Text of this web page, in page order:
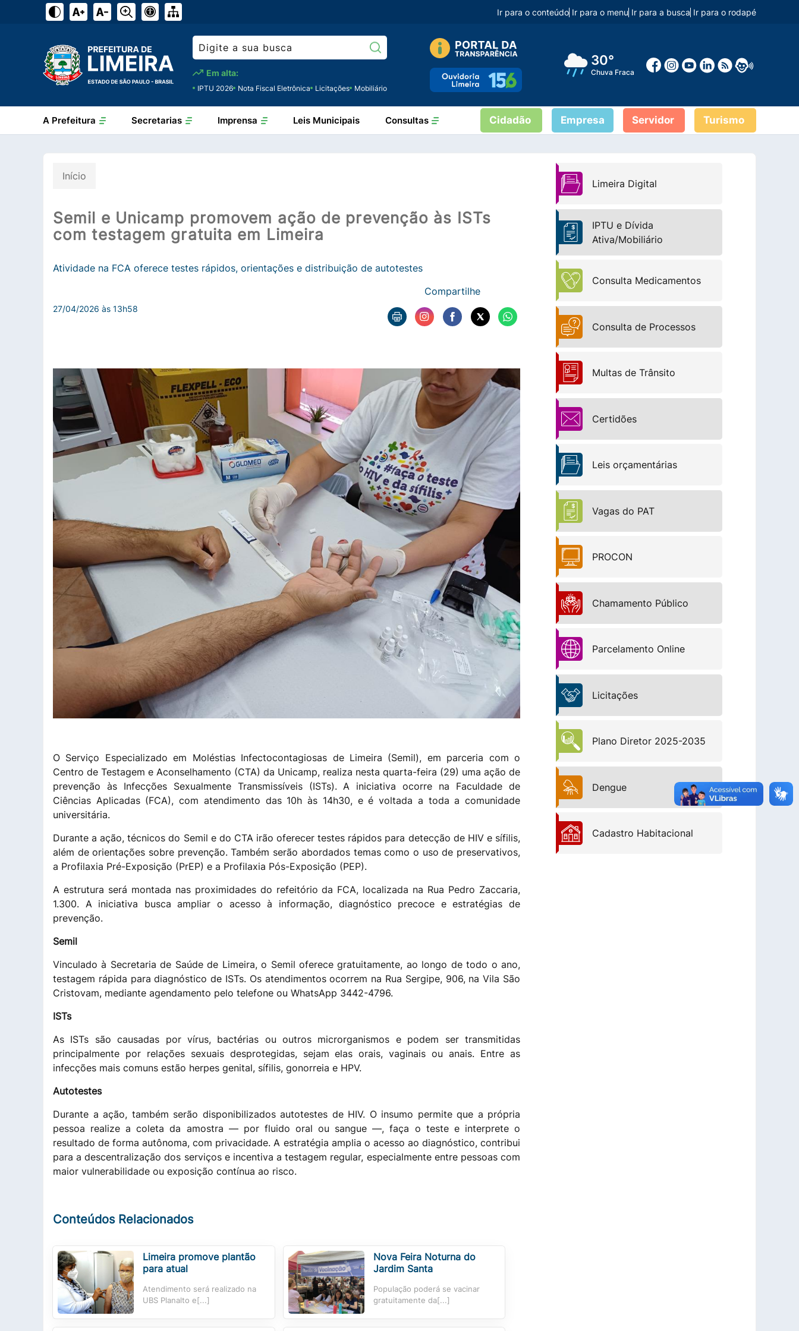
Ir para o conteúdo Ir para o menu Ir para a busca Ir para o rodapé
Pesquisar:
Em alta:
IPTU 2026 Nota Fiscal Eletrônica Licitações Mobiliário
30°
Chuva Fraca
Leis Municipais
A Prefeitura Secretarias Imprensa Consultas Cidadão Empresa Servidor Turismo
Início
Semil e Unicamp promovem ação de prevenção às ISTs
com testagem gratuita em Limeira
Atividade na FCA oferece testes rápidos, orientações e distribuição de autotestes
27/04/2026 às 13h58
Compartilhe
O Serviço Especializado em Moléstias Infectocontagiosas de Limeira (Semil), em parceria com o
Centro de Testagem e Aconselhamento (CTA) da Unicamp, realiza nesta quarta-feira (29) uma ação de
prevenção às Infecções Sexualmente Transmissíveis (ISTs). A iniciativa ocorre na Faculdade de
Ciências Aplicadas (FCA), com atendimento das 10h às 14h30, e é voltada a toda a comunidade
universitária.
Durante a ação, técnicos do Semil e do CTA irão oferecer testes rápidos para detecção de HIV e sífilis,
além de orientações sobre prevenção. Também serão abordados temas como o uso de preservativos,
a Profilaxia Pré-Exposição (PrEP) e a Profilaxia Pós-Exposição (PEP).
A estrutura será montada nas proximidades do refeitório da FCA, localizada na Rua Pedro Zaccaria,
1.300. A iniciativa busca ampliar o acesso à informação, diagnóstico precoce e estratégias de
prevenção.
Semil
Vinculado à Secretaria de Saúde de Limeira, o Semil oferece gratuitamente, ao longo de todo o ano,
testagem rápida para diagnóstico de ISTs. Os atendimentos ocorrem na Rua Sergipe, 906, na Vila São
Cristovam, mediante agendamento pelo telefone ou WhatsApp 3442-4796.
ISTs
As ISTs são causadas por vírus, bactérias ou outros microrganismos e podem ser transmitidas
principalmente por relações sexuais desprotegidas, sejam elas orais, vaginais ou anais. Entre as
infecções mais comuns estão herpes genital, sífilis, gonorreia e HPV.
Autotestes
Durante a ação, também serão disponibilizados autotestes de HIV. O insumo permite que a própria
pessoa realize a coleta da amostra — por fluido oral ou sangue —, faça o teste e interprete o
resultado de forma autônoma, com privacidade. A estratégia amplia o acesso ao diagnóstico, contribui
para a descentralização dos serviços e incentiva a testagem regular, especialmente entre pessoas com
maior vulnerabilidade ou exposição contínua ao risco.
Conteúdos Relacionados
Limeira promove plantão
para atual
Atendimento será realizado na
UBS Planalto e[...]
Nova Feira Noturna do
Jardim Santa
População poderá se vacinar
gratuitamente da[...]
Limeira Digital
IPTU e Dívida
Ativa/Mobiliário
Consulta Medicamentos
Consulta de Processos
Multas de Trânsito
Certidões
Leis orçamentárias
Vagas do PAT
PROCON
Chamamento Público
Parcelamento Online
Licitações
Plano Diretor 2025-2035
Dengue
Cadastro Habitacional